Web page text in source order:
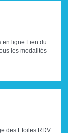
en ligne Lien du
les modalités
des Etoiles RDV